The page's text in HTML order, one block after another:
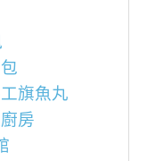
旗魚丸
房